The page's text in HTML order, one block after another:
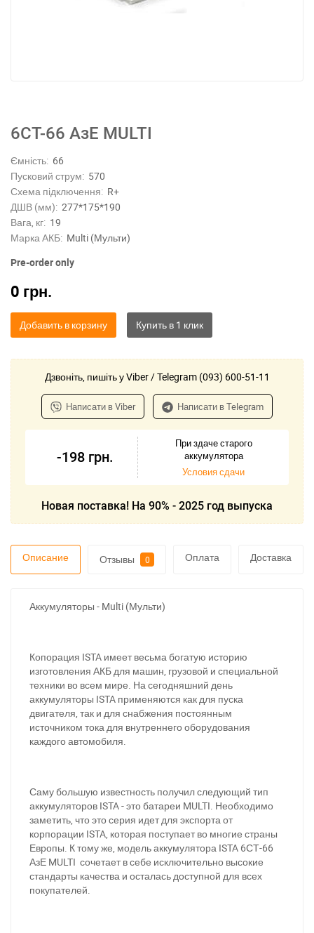
6СТ-66 АзЕ MULTI
Ємність: 66
Пусковий струм: 570
Схема підключення: R+
ДШВ (мм): 277*175*190
Вага, кг: 19
Марка АКБ: Multi (Мульти)
Pre-order only
0 грн.
Добавить в корзину
Дзвоніть, пишіть у Viber / Telegram (093) 600-51-11
Написати в Viber Написати в Telegram
-198 грн.
При здаче старого
аккумулятора
Условия сдачи
Новая поставка! На 90% - 2025 год выпуска
Описание Отзывы 0 Оплата Доставка
Аккумуляторы - Multi (Мульти)
Копорация ISTA имеет весьма богатую историю
изготовления АКБ для машин, грузовой и специальной
техники во всем мире. На сегодняшний день
аккумуляторы ISTA применяются как для пуска
двигателя, так и для снабжения постоянным
источником тока для внутреннего оборудования
каждого автомобиля.
Саму большую известность получил следующий тип
аккумуляторов ISTA - это батареи MULTI. Необходимо
заметить, что это серия идет для экспорта от
корпорации ISTA, которая поступает во многие страны
Европы. К тому же, модель аккумулятора ISTA 6СТ-66
АзЕ MULTI сочетает в себе исключительно высокие
стандарты качества и осталась доступной для всех
покупателей.